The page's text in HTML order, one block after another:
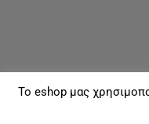
ΓΙΑ ΕΜΆΣ
To eshop μας